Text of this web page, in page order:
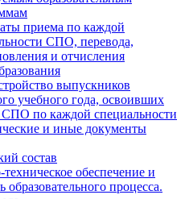
приема по каждой
СПО, перевода,
и отчисления
выпускников
учебного года, освоивших
по каждой специальности
и иные документы
состав
обеспечение и
образовательного процесса.